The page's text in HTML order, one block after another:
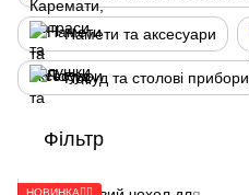
Намети та аксесуари
Посуд та столові прибори
Фільтр
НОВИНКА🚴‍♂️